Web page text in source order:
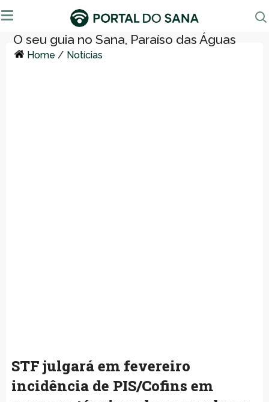
Home / Notícias
STF julgará em fevereiro
incidência de PIS/Cofins em